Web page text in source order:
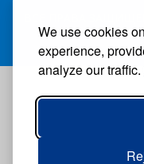
We use cookies
experience,
analyze our traffic.